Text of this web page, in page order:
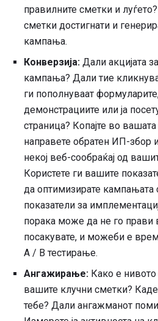
правилните сметки и
сметки достигнати и
кампања.
Конверзија: Дали акцијата
кампања? Дали тие
ги пополнуваат
демонстрациите или ја
страница? Копајте во
направете обратен ИП-збор
некој веб-сообраќај од
Користете ги вашите
да оптимизирате кампањата
показатели за
порака може да не го прави
посакувате, и можеби е
A / B тестирање.
Ангажирање: Како е
вашите клучни сметки?
тебе? Дали ангажманот